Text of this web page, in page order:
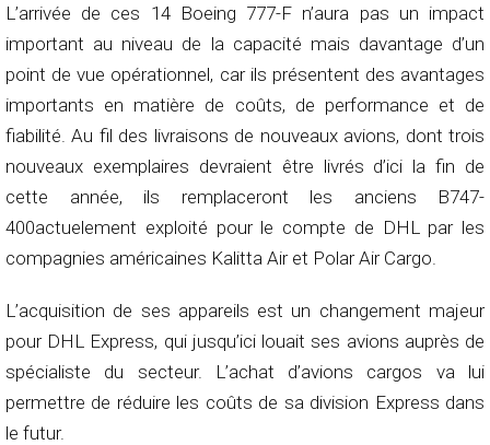
L’arrivée de ces 14 Boeing 777-F n’aura pas un impact
important au niveau de la capacité mais davantage d’un
point de vue opérationnel, car ils présentent des avantages
importants en matière de coûts, de performance et de
fiabilité. Au fil des livraisons de nouveaux avions, dont trois
nouveaux exemplaires devraient être livrés d’ici la fin de
cette année, ils remplaceront les anciens B747-
400actuelement exploité pour le compte de DHL par les
compagnies américaines Kalitta Air et Polar Air Cargo.
L’acquisition de ses appareils est un changement majeur
pour DHL Express, qui jusqu’ici louait ses avions auprès de
spécialiste du secteur. L’achat d’avions cargos va lui
permettre de réduire les coûts de sa division Express dans
le futur.